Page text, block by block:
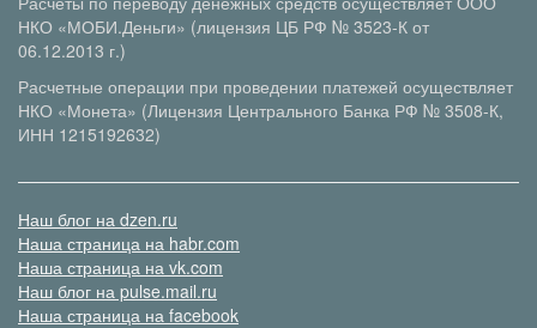
НКО «МОБИ.Деньги» (лицензия ЦБ РФ № 3523-К от
06.12.2013 г.)
Расчетные операции при проведении платежей осуществляет
НКО «Монета» (Лицензия Центрального Банка РФ № 3508-К,
ИНН 1215192632)
Наш блог на dzen.ru
Наша страница на habr.com
Наша страница на vk.com
Наш блог на pulse.mail.ru
Наша страница на facebook